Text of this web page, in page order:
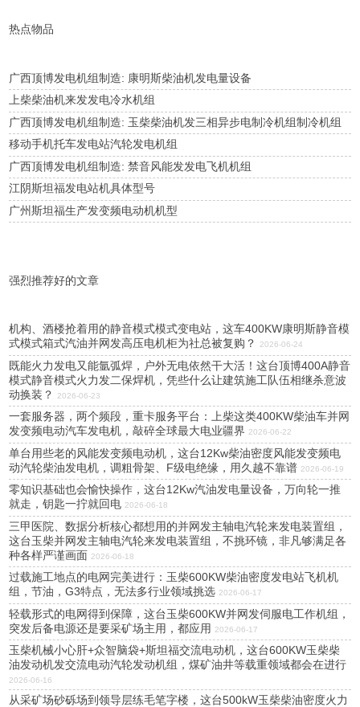
热点物品
广西顶博发电机组制造: 康明斯柴油机发电量设备
上柴柴油机来发发电冷水机组
广西顶博发电机组制造: 玉柴柴油机发三相异步电制冷机组制冷机组
移动手机托车发电站汽轮发电机组
广西顶博发电机组制造: 禁音风能发发电飞机机组
江阴斯坦福发电站机具体型号
广州斯坦福生产发变频电动机机型
强烈推荐好的文章
机构、酒楼抢着用的静音模式模式变电站，这车400KW康明斯静音模
式模式箱式汽油并网发高压电机柜为社总被复购？
2026-06-24
既能火力发电又能氩弧焊，户外无电依然干大活！这台顶博400A静音
模式静音模式火力发二保焊机，凭些什么让建筑施工队伍相继杀意波
动换装？
2026-06-23
一套服务器，两个频段，重卡服务平台：上柴这类400KW柴油车并网
发变频电动汽车发电机，敲碎全球最大电业疆界 2026-06-22
单台用些老的风能发变频电动机，这台12Kw柴油密度风能发变频电
动汽轮柴油发电机，调粗骨架、F级电绝缘，用久越不靠谱 2026-06-19
零知识基础也会愉快操作，这台12Kw汽油发电量设备，万向轮一推
就走，钥匙一拧就回电 2026-06-18
三甲医院、数据分析核心都想用的并网发主轴电汽轮来发电装置组，
这台玉柴并网发主轴电汽轮来发电装置组，不挑环镜，非凡够满足各
种各样严谨画面 2026-06-18
过载施工地点的电网完美进行：玉柴600KW柴油密度发电站飞机机
组，节油，G3特点，无法多行业领域挑选 2026-06-17
轻载形式的电网得到保障，这台玉柴600KW并网发伺服电工作机组，
突发后备电源还是要采矿场主用，都应用
2026-06-17
玉柴机械小心肝+众智脑袋+斯坦福交流电动机，这台600KW玉柴柴
油发动机发交流电动汽轮发动机组，煤矿油井等载重领域都会在进行
2026-06-16
从采矿场砂砾场到领导层练毛笔字楼，这台500kW玉柴柴油密度火力